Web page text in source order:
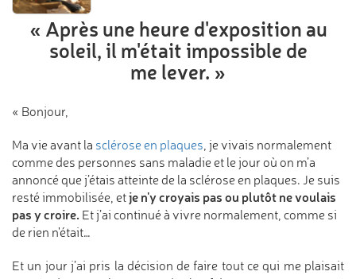
« Après une heure d'exposition au
soleil, il m'était impossible de
me lever. »
« Bonjour,
Ma vie avant la sclérose en plaques, je vivais normalement
comme des personnes sans maladie et le jour où on m’a
annoncé que j’étais atteinte de la sclérose en plaques. Je suis
resté immobilisée, etje n'y croyais pas ou plutôt ne voulais
pas y croire. Et j’ai continué à vivre normalement, comme si
de rien n'était…
Et un jour j’ai pris la décision de faire tout ce qui me plaisait